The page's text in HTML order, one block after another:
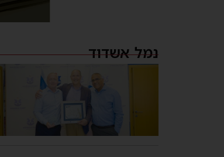
נמל אשדוד